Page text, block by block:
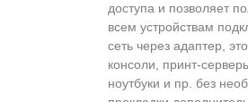
доступа и позволяет
всем устройствам
сеть через адаптер,
консоли, принт-
ноутбуки и пр. без